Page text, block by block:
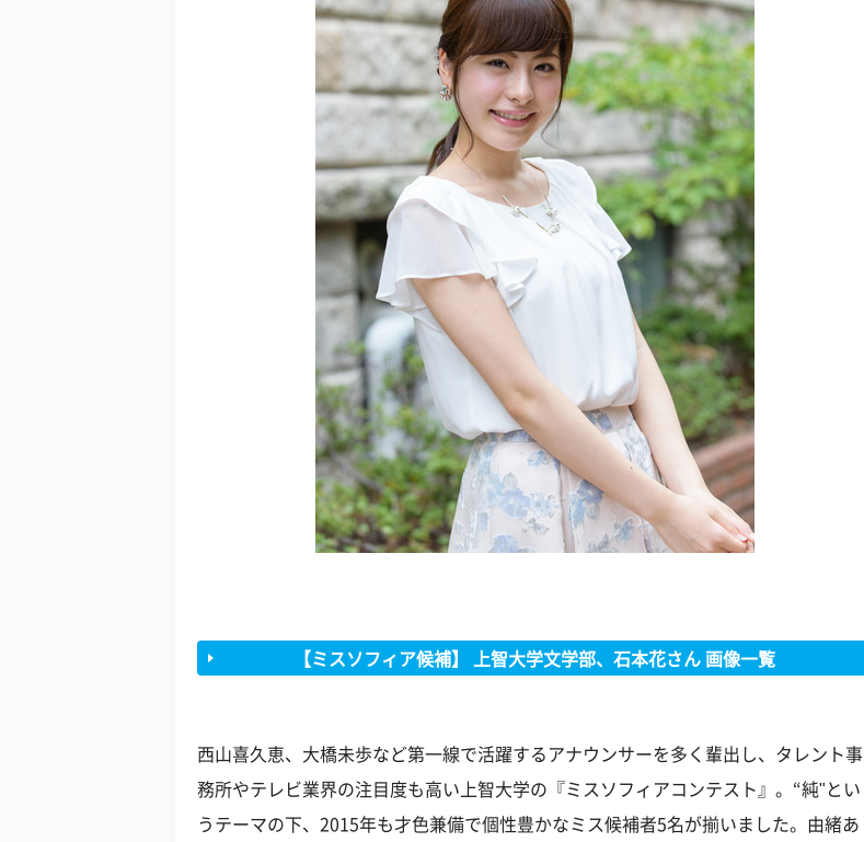
【ミスソフィア候補】 上智大学文学部、石本花さん 画像一覧
西山喜久恵、大橋未歩など第一線で活躍するアナウンサーを多く輩出し、タレント事
務所やテレビ業界の注目度も高い上智大学の『ミスソフィアコンテスト』。“純"とい
うテーマの下、2015年も才色兼備で個性豊かなミス候補者5名が揃いました。由緒あ